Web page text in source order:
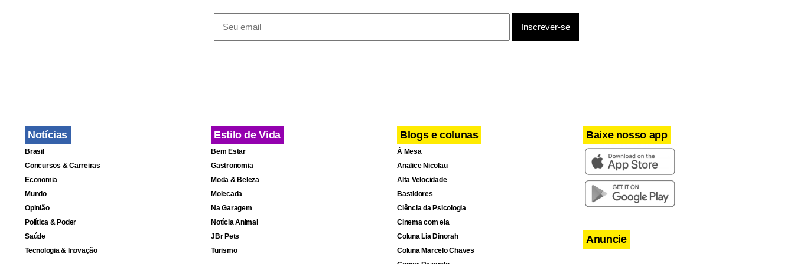
para produtos comprados no duty free, depois dos postos de inspeção dos aeroportos.
Notícias
Brasil
Concursos & Carreiras
Economia
Mundo
Opinião
Política & Poder
Saúde
Tecnologia & Inovação
Estilo de Vida
Bem Estar
Gastronomia
Moda & Beleza
Molecada
Na Garagem
Notícia Animal
JBr Pets
Turismo
Blogs e colunas
À Mesa
Analice Nicolau
Alta Velocidade
Bastidores
Ciência da Psicologia
Cinema com ela
Coluna Lia Dinorah
Coluna Marcelo Chaves
Baixe nosso app
Anuncie